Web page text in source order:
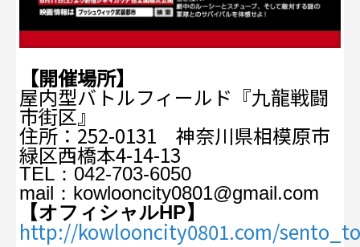
【開催場所】
屋内型バトルフィールド『九龍戦闘
市街区』
住所：252-0131 神奈川県相模原市
緑区西橋本4-14-13
TEL：042-703-6050
mail：kowlooncity0801@gmail.com
【オフィシャルHP】
http://kowlooncity0801.com/